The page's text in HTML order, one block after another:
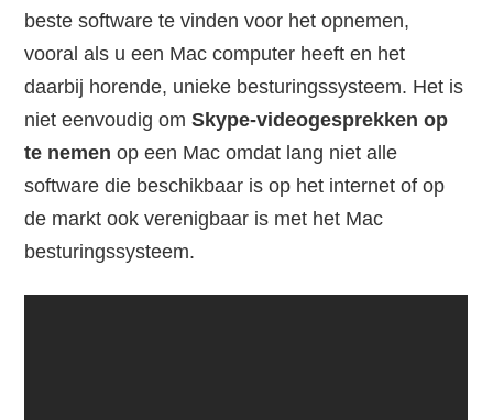
beste software te vinden voor het opnemen,
vooral als u een Mac computer heeft en het
daarbij horende, unieke besturingssysteem. Het is
niet eenvoudig omSkype-videogesprekken op
te nemen op een Mac omdat lang niet alle
software die beschikbaar is op het internet of op
de markt ook verenigbaar is met het Mac
besturingssysteem.